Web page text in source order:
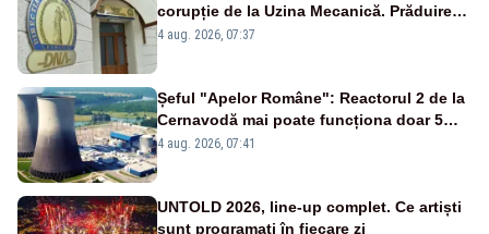
corupție de la Uzina Mecanică. Prăduirea
banilor din programul SAFE, interceptată
4 aug. 2026, 07:37
Șeful "Apelor Române": Reactorul 2 de la
Cernavodă mai poate funcționa doar 5
zile
4 aug. 2026, 07:41
UNTOLD 2026, line-up complet. Ce artiști
sunt programați în fiecare zi